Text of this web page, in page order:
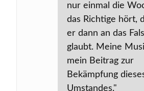
nur einmal die
das Richtige hört,
er dann an das
glaubt. Meine
mein Beitrag zur
Bekämpfung
Umstandes."